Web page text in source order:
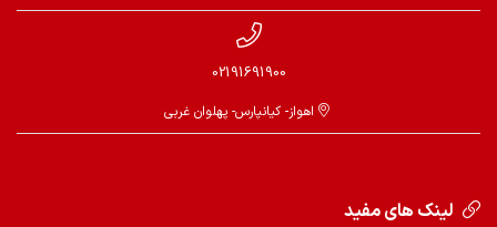
02191691900
اهواز- کیانپارس- پهلوان غربی
لینک های مفید